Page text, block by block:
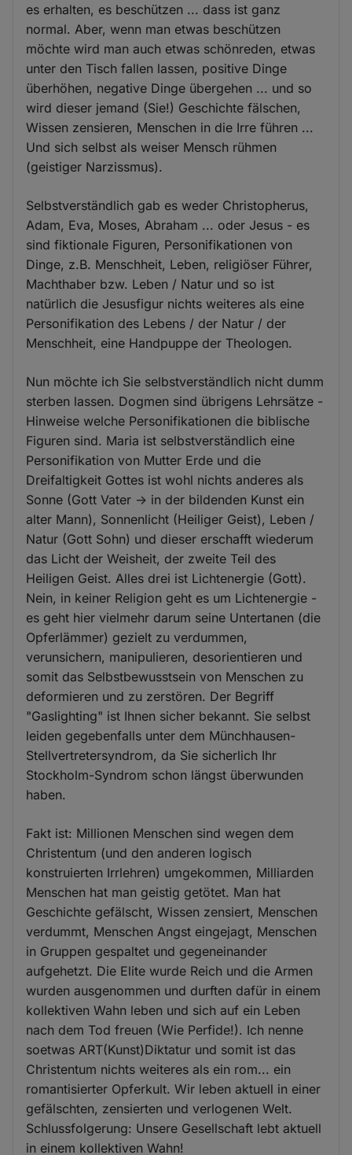
es erhalten, es beschützen ... dass ist ganz
normal. Aber, wenn man etwas beschützen
möchte wird man auch etwas schönreden, etwas
unter den Tisch fallen lassen, positive Dinge
überhöhen, negative Dinge übergehen ... und so
wird dieser jemand (Sie!) Geschichte fälschen,
Wissen zensieren, Menschen in die Irre führen ...
Und sich selbst als weiser Mensch rühmen
(geistiger Narzissmus).
Selbstverständlich gab es weder Christopherus,
Adam, Eva, Moses, Abraham ... oder Jesus - es
sind fiktionale Figuren, Personifikationen von
Dinge, z.B. Menschheit, Leben, religiöser Führer,
Machthaber bzw. Leben / Natur und so ist
natürlich die Jesusfigur nichts weiteres als eine
Personifikation des Lebens / der Natur / der
Menschheit, eine Handpuppe der Theologen.
Nun möchte ich Sie selbstverständlich nicht dumm
sterben lassen. Dogmen sind übrigens Lehrsätze -
Hinweise welche Personifikationen die biblische
Figuren sind. Maria ist selbstverständlich eine
Personifikation von Mutter Erde und die
Dreifaltigkeit Gottes ist wohl nichts anderes als
Sonne (Gott Vater -> in der bildenden Kunst ein
alter Mann), Sonnenlicht (Heiliger Geist), Leben /
Natur (Gott Sohn) und dieser erschafft wiederum
das Licht der Weisheit, der zweite Teil des
Heiligen Geist. Alles drei ist Lichtenergie (Gott).
Nein, in keiner Religion geht es um Lichtenergie -
es geht hier vielmehr darum seine Untertanen (die
Opferlämmer) gezielt zu verdummen,
verunsichern, manipulieren, desorientieren und
somit das Selbstbewusstsein von Menschen zu
deformieren und zu zerstören. Der Begriff
"Gaslighting" ist Ihnen sicher bekannt. Sie selbst
leiden gegebenfalls unter dem Münchhausen-
Stellvertretersyndrom, da Sie sicherlich Ihr
Stockholm-Syndrom schon längst überwunden
haben.
Fakt ist: Millionen Menschen sind wegen dem
Christentum (und den anderen logisch
konstruierten Irrlehren) umgekommen, Milliarden
Menschen hat man geistig getötet. Man hat
Geschichte gefälscht, Wissen zensiert, Menschen
verdummt, Menschen Angst eingejagt, Menschen
in Gruppen gespaltet und gegeneinander
aufgehetzt. Die Elite wurde Reich und die Armen
wurden ausgenommen und durften dafür in einem
kollektiven Wahn leben und sich auf ein Leben
nach dem Tod freuen (Wie Perfide!). Ich nenne
soetwas ART(Kunst)Diktatur und somit ist das
Christentum nichts weiteres als ein rom... ein
romantisierter Opferkult. Wir leben aktuell in einer
gefälschten, zensierten und verlogenen Welt.
Schlussfolgerung: Unsere Gesellschaft lebt aktuell
in einem kollektiven Wahn!